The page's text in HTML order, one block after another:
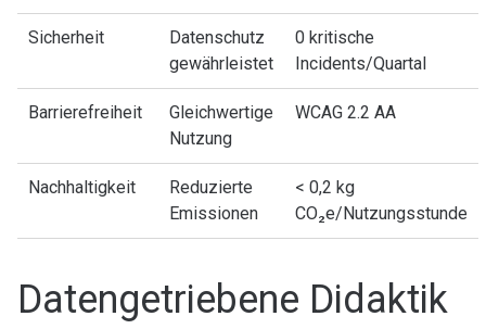
Sicherheit
Datenschutz
gewährleistet
0 kritische
Incidents/Quartal
Barrierefreiheit
Gleichwertige
Nutzung
WCAG 2.2 AA
Nachhaltigkeit
Reduzierte
Emissionen
< 0,2 kg
CO₂e/Nutzungsstunde
Datengetriebene Didaktik